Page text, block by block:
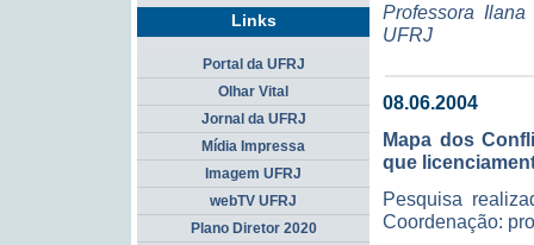
Professora
UFRJ
08.06.2004
Mapa dos
que
Pesquisa
Coordenação:
Links
Portal da UFRJ
Olhar Vital
Jornal da UFRJ
Mídia Impressa
Imagem UFRJ
webTV UFRJ
Plano Diretor 2020